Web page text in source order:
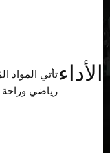
الأداءتأتي المواد
رياضي